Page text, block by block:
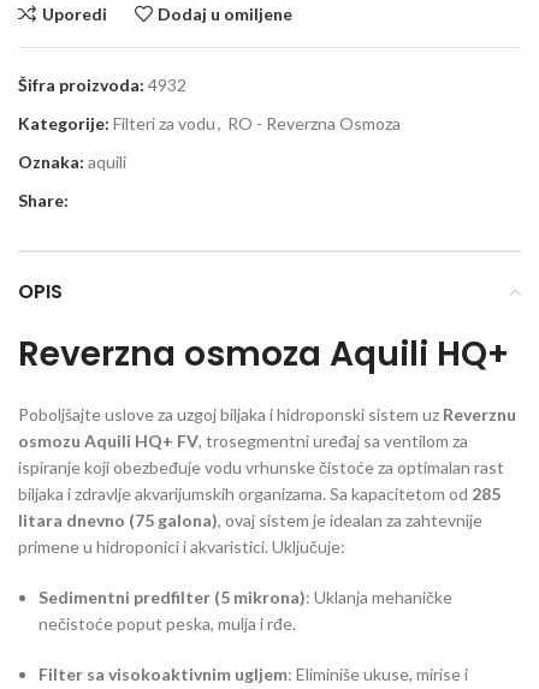
Uporedi Dodaj u omiljene
Šifra proizvoda: 4932
Kategorije: Filteri za vodu, RO - Reverzna Osmoza
Oznaka: aquili
Share:
OPIS
Reverzna osmoza Aquili HQ+
Poboljšajte uslove za uzgoj biljaka i hidroponski sistem uz Reverznu
osmozu Aquili HQ+ FV, trosegmentni uređaj sa ventilom za
ispiranje koji obezbeđuje vodu vrhunske čistoće za optimalan rast
biljaka i zdravlje akvarijumskih organizama. Sa kapacitetom od 285
litara dnevno (75 galona), ovaj sistem je idealan za zahtevnije
primene u hidroponici i akvaristici. Uključuje:
Sedimentni predfilter (5 mikrona): Uklanja mehaničke
nečistoće poput peska, mulja i rđe.
Filter sa visokoaktivnim ugljem: Eliminiše ukuse, mirise i